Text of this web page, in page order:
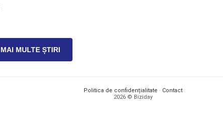
MAI MULTE ȘTIRI
Politica de confidențialitate · Contact
2026 © Biziday